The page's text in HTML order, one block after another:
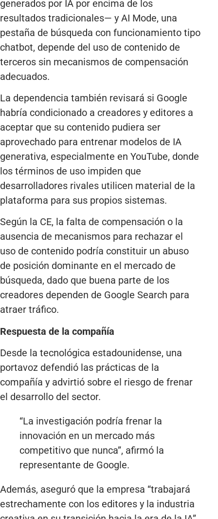
generados por IA por encima de los
resultados tradicionales— y AI Mode, una
pestaña de búsqueda con funcionamiento tipo
chatbot, depende del uso de contenido de
terceros sin mecanismos de compensación
adecuados.
La dependencia también revisará si Google
habría condicionado a creadores y editores a
aceptar que su contenido pudiera ser
aprovechado para entrenar modelos de IA
generativa, especialmente en YouTube, donde
los términos de uso impiden que
desarrolladores rivales utilicen material de la
plataforma para sus propios sistemas.
Según la CE, la falta de compensación o la
ausencia de mecanismos para rechazar el
uso de contenido podría constituir un abuso
de posición dominante en el mercado de
búsqueda, dado que buena parte de los
creadores dependen de Google Search para
atraer tráfico.
Respuesta de la compañía
Desde la tecnológica estadounidense, una
portavoz defendió las prácticas de la
compañía y advirtió sobre el riesgo de frenar
el desarrollo del sector.
“La investigación podría frenar la
innovación en un mercado más
competitivo que nunca”, afirmó la
representante de Google.
Además, aseguró que la empresa “trabajará
estrechamente con los editores y la industria